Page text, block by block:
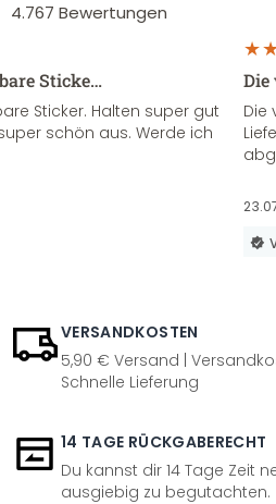
4.767 Bewertungen
Sticke…
Sticker. Halten super gut
schön aus. Werde ich
Die
Die
VERSANDKOSTEN
5,90 € Versand |
Schnelle Lieferung
14 TAGE RÜCKGABERECHT
Du kannst dir 14 Tage Zeit
ausgiebig zu begutachten.